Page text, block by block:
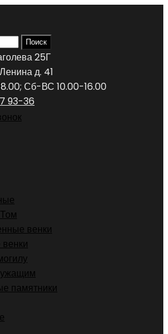
Поиск
25Г
д. 41
Сб-ВС 10.00-16.00
93-36
венки
памятники